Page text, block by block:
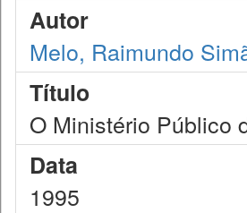
Autor
Melo, Raimundo
Título
O Ministério Público
Data
1995